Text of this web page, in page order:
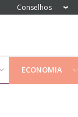
Conselhos
ECONOMIA